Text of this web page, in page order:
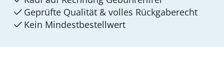
Geprüfte Qualität & volles Rückgaberecht
Kein Mindest­bestellwert